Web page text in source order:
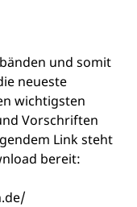
und somit
neueste
wichtigsten
Vorschriften
Link steht
bereit: